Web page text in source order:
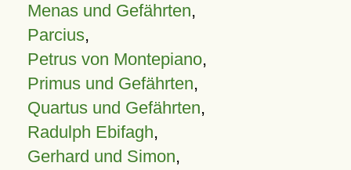
Menas und Gefährten,
Parcius,
Petrus von Montepiano,
Primus und Gefährten,
Quartus und Gefährten,
Radulph Ebifagh,
Gerhard und Simon,